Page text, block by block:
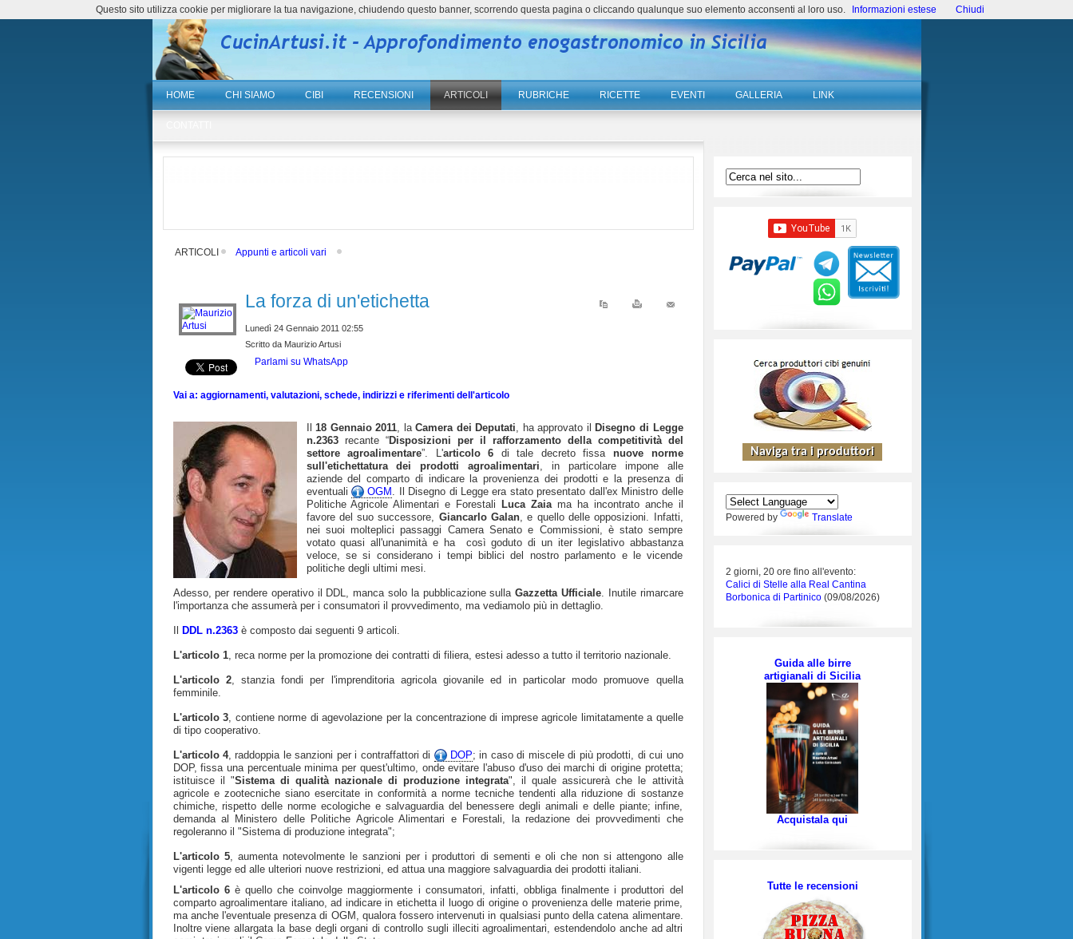
HOME CHI SIAMO CIBI RECENSIONI ARTICOLI RUBRICHE RICETTE EVENTI GALLERIA LINK
ARTICOLI Appunti e articoli vari
La forza di un'etichetta
Lunedì 24 Gennaio 2011 02:55
Scritto da Maurizio Artusi
Parlami su WhatsApp
Vai a: aggiornamenti, valutazioni, schede, indirizzi e riferimenti dell'articolo
Il18 Gennaio 2011, laCamera dei Deputati, ha approvato il
Disegno di Legge
n.2363recante “Disposizioni per il rafforzamento della competitività del
settore agroalimentare”. L'articolo 6 di tale decreto fissa nuove norme
sull'etichettatura dei prodotti agroalimentari, in particolare impone alle
aziende del comparto di indicare la provenienza dei prodotti e la presenza di
eventuali
OGM . Il Disegno di Legge era stato presentato dall'ex Ministro delle
Politiche Agricole Alimentari e Forestali
Luca Zaiama ha incontrato anche il
favore del suo successore, Giancarlo Galan, e quello delle opposizioni. Infatti,
nei suoi molteplici passaggi Camera Senato e Commissioni, è stato sempre
votato quasi all'unanimità e ha così goduto di un iter legislativo abbastanza
veloce, se si considerano i tempi biblici del nostro parlamento e le vicende
politiche degli ultimi mesi.
Adesso, per rendere operativo il DDL, manca solo la pubblicazione sullaGazzetta Ufficiale. Inutile rimarcare
l'importanza che assumerà per i consumatori il provvedimento, ma vediamolo più in dettaglio.
DDL n.2363è composto dai seguenti 9 articoli.
L'articolo 1, reca norme per la promozione dei contratti di filiera, estesi adesso a tutto il territorio nazionale.
L'articolo 2, stanzia fondi per l'imprenditoria agricola giovanile ed in particolar modo promuove quella
femminile.
L'articolo 3, contiene norme di agevolazione per la concentrazione di imprese agricole limitatamente a quelle
di tipo cooperativo.
L'articolo 4, raddoppia le sanzioni per i contraffattori di DOP; in caso di miscele di più prodotti, di cui uno
DOP, fissa una percentuale minima per quest'ultimo, onde evitare l'abuso d'uso dei marchi di origine protetta;
istituisce il "Sistema di qualità nazionale di produzione integrata", il quale assicurerà che le attività
agricole e zootecniche siano esercitate in conformità a norme tecniche tendenti alla riduzione di sostanze
chimiche, rispetto delle norme ecologiche e salvaguardia del benessere degli animali e delle piante; infine,
demanda al Ministero delle Politiche Agricole Alimentari e Forestali, la redazione dei provvedimenti che
regoleranno il "Sistema di produzione integrata";
L'articolo 5, aumenta notevolmente le sanzioni per i produttori di sementi e oli che non si attengono alle
vigenti legge ed alle ulteriori nuove restrizioni, ed attua una maggiore salvaguardia dei prodotti italiani.
L'articolo 6è quello che coinvolge maggiormente i consumatori, infatti, obbliga finalmente i produttori del
comparto agroalimentare italiano, ad indicare in etichetta il luogo di origine o provenienza delle materie prime,
ma anche l'eventuale presenza di OGM, qualora fossero intervenuti in qualsiasi punto della catena alimentare.
Inoltre viene allargata la base degli organi di controllo sugli illeciti agroalimentari, estendendolo anche ad altri
Powered by Translate
2 giorni, 20 ore fino all'evento:
Calici di Stelle alla Real Cantina
Borbonica di Partinico (09/08/2026)
Guida alle birre
artigianali di Sicilia
Acquistala qui
Tutte le recensioni
Questo sito utilizza cookie per migliorare la tua navigazione, chiudendo questo banner, scorrendo questa pagina o cliccando qualunque suo elemento acconsenti al loro uso. Informazioni estese Chiudi